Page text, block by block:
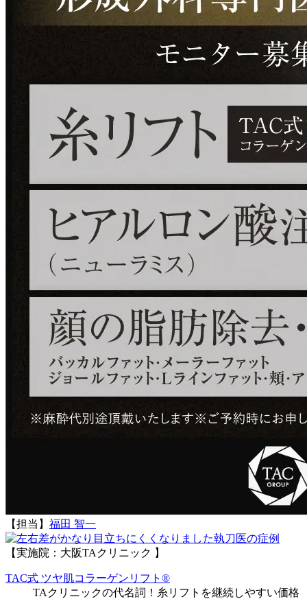
【担当】 福田 智一
執刀医の症例
【実施院：大阪TAクリニック 】
TAC式 ツヤ肌コラーゲンリフト®
TAクリニックの代名詞！糸リフトを継続しやすい価格